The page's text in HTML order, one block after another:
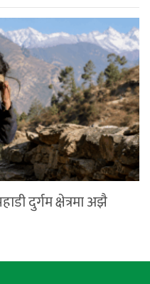
दुर्गम क्षेत्रमा अझै